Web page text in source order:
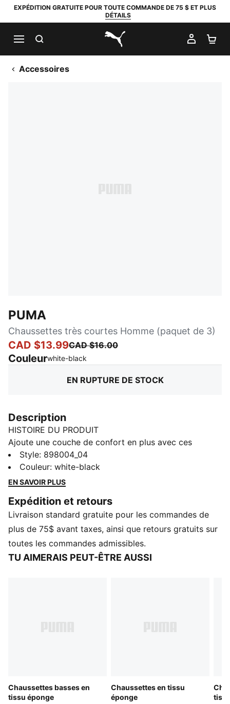
EXPÉDITION GRATUITE POUR TOUTE COMMANDE DE 75 $ ET PLUS
DÉTAILS
PUMA.com
MON
Accessoires
PUMA
Chaussettes très courtes Homme (paquet de 3)
CAD $13.99CAD $16.00
Couleurwhite-black
EN RUPTURE DE STOCK
Description
HISTOIRE DU PRODUIT
Ajoute une couche de confort en plus avec ces
chaussettes doublures. Une option ultradouce avec
une touche d'élasthanne pour envelopper ton pied et
rester bien en place.
Inclut 3 paires
Modèle invisible
98% Polyester 2% Spandex
Style: 898004_04
Couleur: white-black
EN SAVOIR PLUS
Expédition et retours
Livraison standard gratuite pour les commandes de
plus de 75$ avant taxes, ainsi que retours gratuits sur
toutes les commandes admissibles.
TU AIMERAIS PEUT-ÊTRE AUSSI
Chaussettes basses en
tissu éponge
Chaussettes en tissu
éponge